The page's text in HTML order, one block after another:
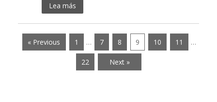
Lea más
« Previous 1 … 7 8 9 10 11 …
22 Next »